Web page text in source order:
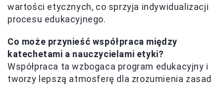
wartości etycznych, co sprzyja indywidualizacji
procesu edukacyjnego.
Co może przynieść współpraca między
katechetami a nauczycielami etyki?
Współpraca ta wzbogaca program edukacyjny i
tworzy lepszą atmosferę dla zrozumienia zasad